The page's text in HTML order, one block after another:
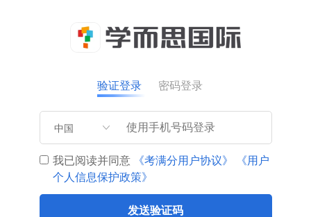
验证登录 密码登录
中国
我已阅读并同意 《考满分用户协议》
《用户
个人信息保护政策》
发送验证码